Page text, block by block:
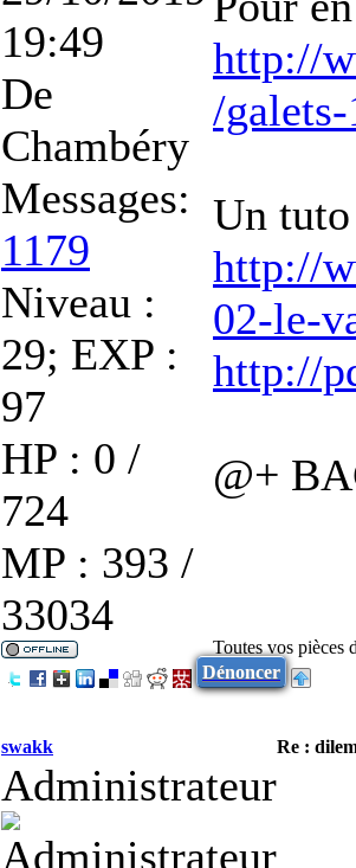
19:49
De
Chambéry
Messages:
1179
Niveau :
29; EXP :
97
HP : 0 /
724
MP : 393 /
33034
http://
/
Un
http://
02-le-
http://
@+
Toutes vos pièces
Dénoncer
swakk Re :
Administrateur